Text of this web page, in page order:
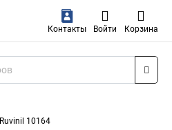
Контакты Войти Корзина
Ruvinil 10164